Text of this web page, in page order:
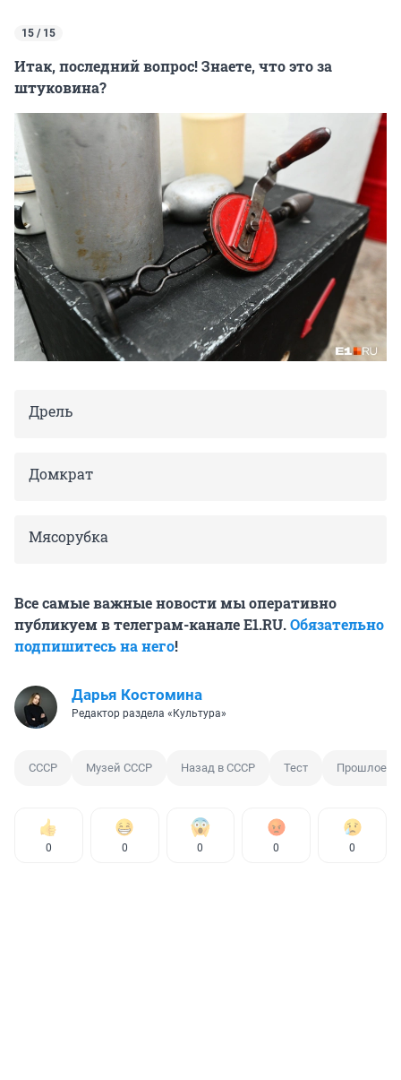
15 / 15
Итак, последний вопрос! Знаете, что это за
штуковина?
Дрель
Домкрат
Мясорубка
Все самые важные новости мы оперативно
публикуем в телеграм-канале E1.RU.Обязательно
подпишитесь на него!
Дарья Костомина
Редактор раздела «Культура»
СССР Музей СССР Назад в СССР Тест Прошлое
0 0 0 0 0